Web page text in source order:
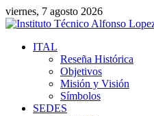
viernes, 7 agosto 2026
ITAL
Reseña Histórica
Objetivos
Misión y Visión
Símbolos
SEDES